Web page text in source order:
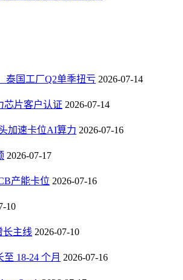
泰国工厂Q2单季扭亏 2026-07-14
芯片客户认证 2026-07-14
加速卡位AI算力 2026-07-16
2026-07-17
产能卡位 2026-07-16
10
长主线 2026-07-10
18-24 个月 2026-07-16